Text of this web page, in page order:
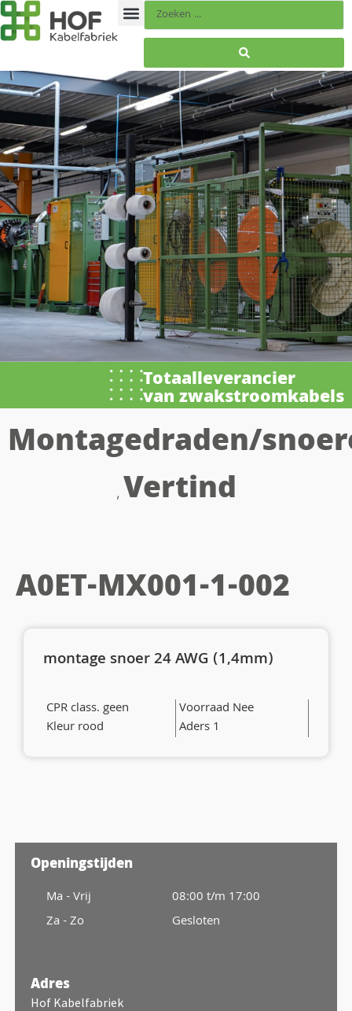
Totaalleverancier
van zwakstroomkabels
Montagedraden/
, Vertind
A0ET-MX001-1-002
montage snoer 24 AWG (1,4mm)
CPR class. geen
Voorraad Nee
Kleur rood
Aders 1
Openingstijden
Ma - Vrij
Za - Zo
08:00 t/m 17:00
Gesloten
Adres
Hof Kabelfabriek